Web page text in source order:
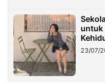
untuk
23/07/